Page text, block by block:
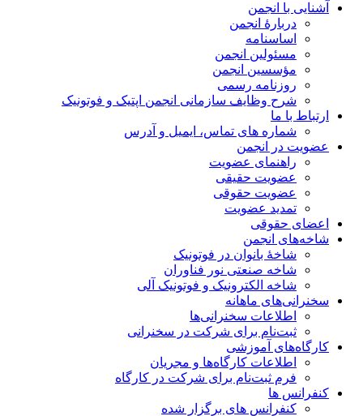
آشنایی با انجمن
دربارۀ انجمن
اساسنامه
مسئولین انجمن
مؤسسین انجمن
روزنامه رسمی
شرح وظایف سازمانی انجمن اپتیک و فوتونیک
ارتباط با ما
شماره های تماس، ایمیل و آدرس
عضویت در انجمن
راهنمای عضویت
عضویت حقیقی
عضویت حقوقی
تمدید عضویت
اعضای حقوقی
شاخه‌های انجمن
شاخۀ بانوان در فوتونیک
شاخه صنعتی نور فناوران
شاخه‌ الکترونیک و فوتونیک آلی
سخنرانی‌های ماهانه
اطلاعات سخنرانی‌‌ها
ثبت‌نام برای شرکت در سخنرانی
کارگاه‌های آموزشی
اطلاعات کارگاه‌ها و مجریان
فرم ثبت‌نام برای شرکت در کارگاه
کنفرانس ها
کنفرانس های برگزار شده